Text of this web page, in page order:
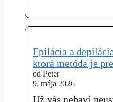
Epilácia a
ktorá metóda je
od Peter
9. mája 2026
Už vás nebaví